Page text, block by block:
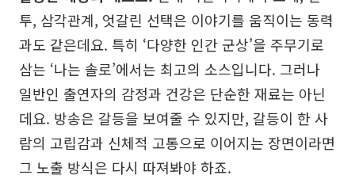
투, 삼각관계, 엇갈린 선택은 이야기를 움직이는 동력
과도 같은데요. 특히 ‘다양한 인간 군상’을 주무기로
삼는 ‘나는 솔로’에서는 최고의 소스입니다. 그러나
일반인 출연자의 감정과 건강은 단순한 재료는 아닌
데요. 방송은 갈등을 보여줄 수 있지만, 갈등이 한 사
람의 고립감과 신체적 고통으로 이어지는 장면이라면
그 노출 방식은 다시 따져봐야 하죠.